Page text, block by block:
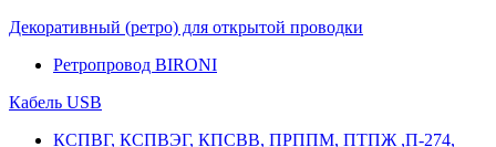
Декоративный (ретро) для открытой проводки
Ретропровод BIRONI
Кабель USB
КСПВГ, КСПВЭГ, КПСВВ, ПРППМ, ПТПЖ ,П-274,